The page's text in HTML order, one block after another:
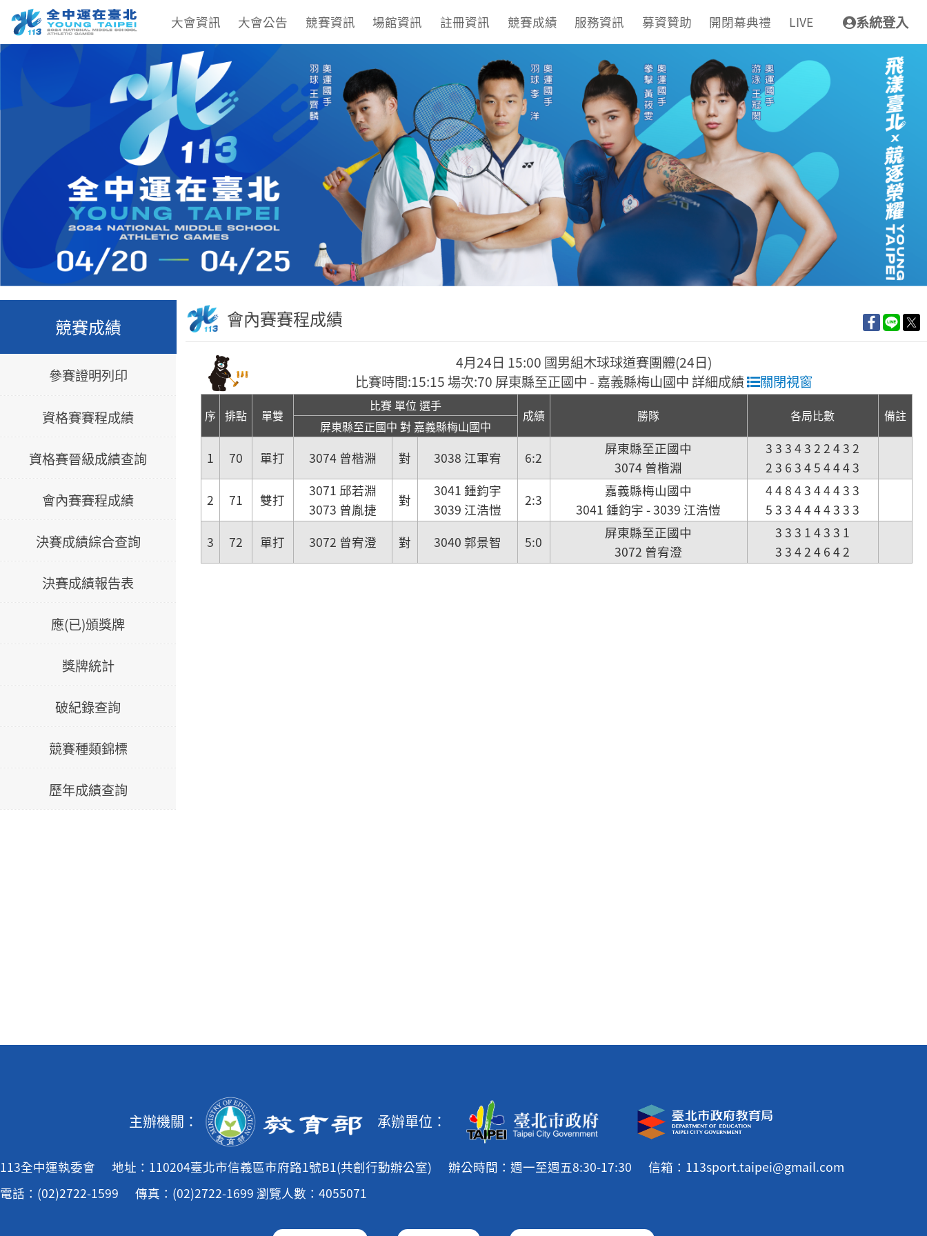
大會資訊 大會公告 競賽資訊 場館資訊 註冊資訊 競賽成績 服務資訊 募資贊助 開閉幕典禮 LIVE 系統登入
競賽成績
參賽證明列印
資格賽賽程成績
資格賽晉級成績查詢
會內賽賽程成績
決賽成績綜合查詢
決賽成績報告表
應(已)頒獎牌
獎牌統計
破紀錄查詢
競賽種類錦標
歷年成績查詢
會內賽賽程成績
4月24日 15:00 國男組木球球道賽團體(24日)
比賽時間:15:15 場次:70 屏東縣至正國中 - 嘉義縣梅山國中 詳細成績
關閉視窗
序 排點 單雙
比賽 單位 選手
成績 勝隊 各局比數 備註
屏東縣至正國中 對 嘉義縣梅山國中
1 70 單打 3074 曾楷淵 對 3038 江軍宥 6:2
屏東縣至正國中
3074 曾楷淵
3 3 3 4 3 2 2 4 3 2
2 3 6 3 4 5 4 4 4 3
2
71 雙打
3071 邱若淵
3073 曾胤捷
對
3041 鍾鈞宇
3039 江浩愷
2:3
嘉義縣梅山國中
3041 鍾鈞宇 - 3039 江浩愷
4 4 8 4 3 4 4 4 3 3
5 3 3 4 4 4 4 3 3 3
3
72 單打 3072 曾宥澄 對 3040 郭景智 5:0
屏東縣至正國中
3072 曾宥澄
3 3 3 1 4 3 3 1
3 3 4 2 4 6 4 2
主辦機關： 承辦單位：
113全中運執委會 地址：110204臺北市信義區市府路1號B1(共創行動辦公室) 辦公時間：週一至週五8:30-17:30
信箱：113sport.taipei@gmail.com
電話：(02)2722-1599
傳真：(02)2722-1699 瀏覽人數：4055071